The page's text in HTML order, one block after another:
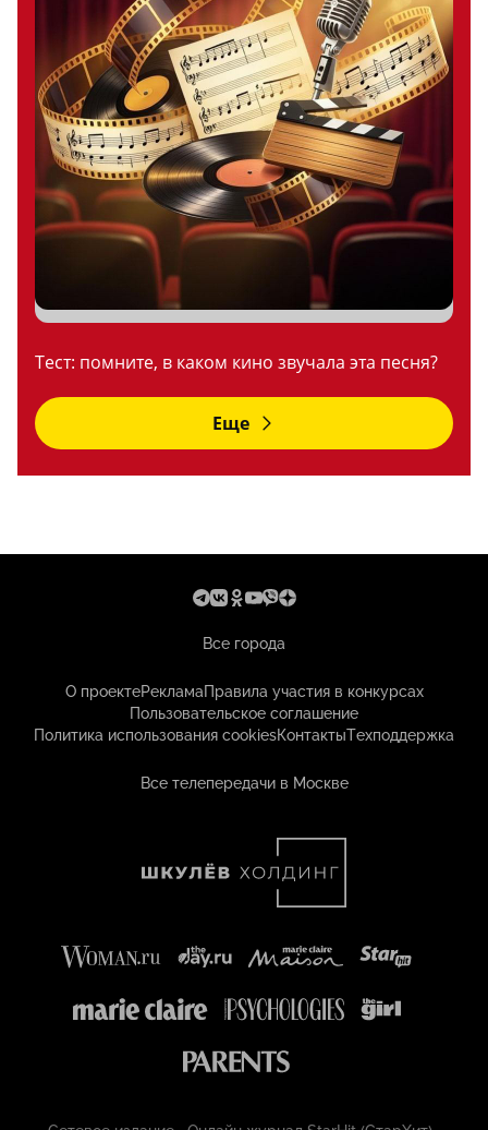
Тест: помните, в каком кино звучала эта песня?
Еще
Все города
О проектеРекламаПравила участия в конкурсах
Пользовательское соглашение
Политика использования cookiesКонтактыТехподдержка
Все телепередачи в Москве